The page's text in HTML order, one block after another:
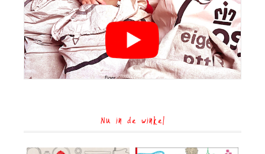
Nu in de winkel